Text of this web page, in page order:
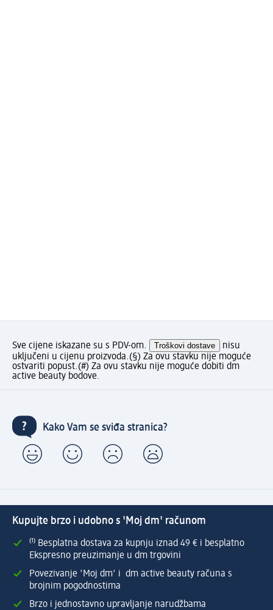
Sve cijene iskazane su s PDV-om. Troškovi dostave
nisu
uključeni u cijenu proizvoda.(§) Za ovu stavku nije moguće
ostvariti popust.(#) Za ovu stavku nije moguće dobiti dm
active beauty bodove.
Kako Vam se sviđa stranica?
Kupujte brzo i udobno s 'Moj dm' računom
⁽¹⁾ Besplatna dostava za kupnju iznad 49 € i besplatno
Ekspresno preuzimanje u dm trgovini
Povezivanje 'Moj dm' i dm active beauty računa s
brojnim pogodnostima
Brzo i jednostavno upravljanje narudžbama